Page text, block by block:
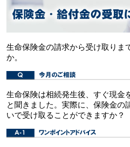
生命保険金の請求から受け取りま
か。
生命保険は相続発生後、すぐ現金
と聞きました。実際に、保険金の
いで受け取ることができますか？